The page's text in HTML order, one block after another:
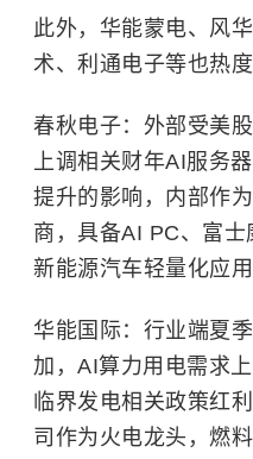
此外，华能蒙电、风
术、利通电子等也热度
春秋电子：外部受美
上调相关财年AI服务
提升的影响，内部作
商，具备AI PC、富
新能源汽车轻量化应用
华能国际：行业端夏
加，AI算力用电需求
临界发电相关政策红
司作为火电龙头，燃